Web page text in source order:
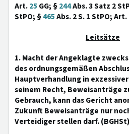
Art.25 GG; §244Abs. 3 Satz 2
StPO; §465Abs. 2 S. 1 StPO; Art.
Leitsätze
1. Macht der Angeklagte
des ordnungsgemäßen
Hauptverhandlung in
seinem Recht, Beweisanträge
Gebrauch, kann das Gericht
Zukunft Beweisanträge nur
Verteidiger stellen darf. (BGHSt)